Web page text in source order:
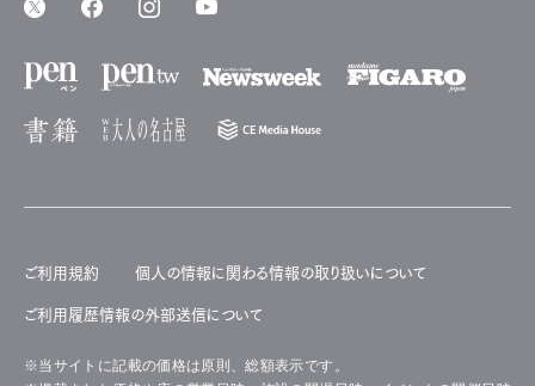
ご利用規約 個人の情報に関わる情報の取り扱いについて
ご利用履歴情報の外部送信について
※当サイトに記載の価格は原則、総額表示です。